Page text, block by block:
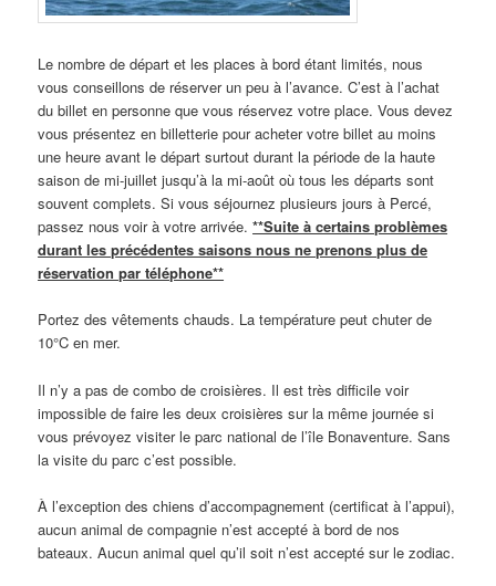
Le nombre de départ et les places à bord étant limités, nous
vous conseillons de réserver un peu à l’avance. C’est à l’achat
du billet en personne que vous réservez votre place. Vous devez
vous présentez en billetterie pour acheter votre billet au moins
une heure avant le départ surtout durant la période de la haute
saison de mi-juillet jusqu’à la mi-août où tous les départs sont
souvent complets. Si vous séjournez plusieurs jours à Percé,
passez nous voir à votre arrivée.**Suite à certains problèmes
durant les précédentes saisons nous ne prenons plus de
réservation par téléphone**
Portez des vêtements chauds. La température peut chuter de
10°C en mer.
Il n’y a pas de combo de croisières. Il est très difficile voir
impossible de faire les deux croisières sur la même journée si
vous prévoyez visiter le parc national de l’île Bonaventure. Sans
la visite du parc c’est possible.
À l’exception des chiens d’accompagnement (certificat à l’appui),
aucun animal de compagnie n’est accepté à bord de nos
bateaux. Aucun animal quel qu’il soit n’est accepté sur le zodiac.